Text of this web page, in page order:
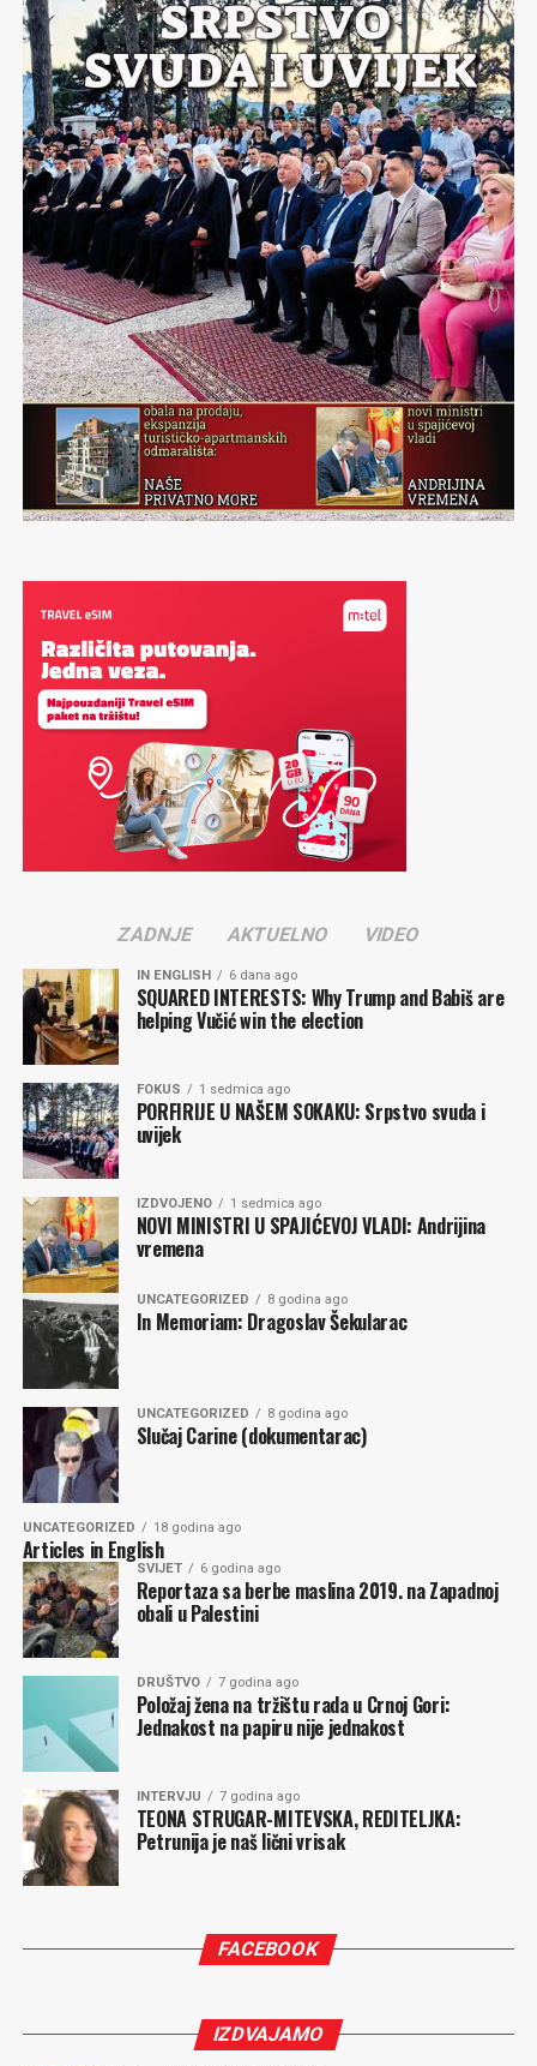
ZADNJE AKTUELNO VIDEO
IN ENGLISH 6 dana ago
SQUARED INTERESTS: Why Trump and Babiš are
helping Vučić win the election
FOKUS 1 sedmica ago
PORFIRIJE U NAŠEM SOKAKU: Srpstvo svuda i
uvijek
IZDVOJENO 1 sedmica ago
NOVI MINISTRI U SPAJIĆEVOJ VLADI: Andrijina
vremena
UNCATEGORIZED 8 godina ago
In Memoriam: Dragoslav Šekularac
UNCATEGORIZED 8 godina ago
Slučaj Carine (dokumentarac)
UNCATEGORIZED 18 godina ago
Articles in English
SVIJET 6 godina ago
Reportaza sa berbe maslina 2019. na Zapadnoj
obali u Palestini
DRUŠTVO 7 godina ago
Položaj žena na tržištu rada u Crnoj Gori:
Jednakost na papiru nije jednakost
INTERVJU 7 godina ago
TEONA STRUGAR-MITEVSKA, REDITELJKA:
Petrunija je naš lični vrisak
FACEBOOK
IZDVAJAMO